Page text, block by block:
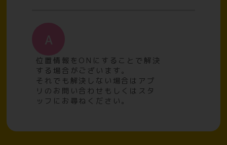
A
位置情報をONにすることで解決
する場合がございます。
それでも解決しない場合はアプ
リのお問い合わせもしくはスタ
ッフにお尋ねください。